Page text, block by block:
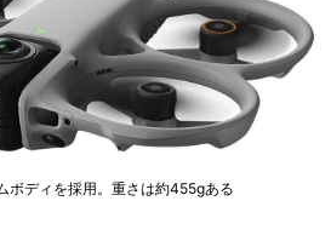
ボディを採用。重さは約455gある